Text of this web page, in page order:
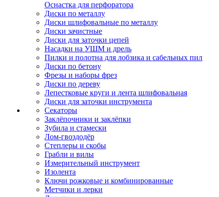
Оснастка для перфоратора
Диски по металлу
Диски шлифовальные по металлу
Диски зачистные
Диски для заточки цепей
Насадки на УШМ и дрель
Пилки и полотна для лобзика и сабельных пил
Диски по бетону
Фрезы и наборы фрез
Диски по дереву
Лепестковые круги и лента шлифовальная
Диски для заточки инструмента
Секаторы
Заклёпочники и заклёпки
Зубила и стамески
Лом-гвоздодёр
Степлеры и скобы
Грабли и вилы
Измерительный инструмент
Изолента
Ключи рожковые и комбинированные
Метчики и лерки